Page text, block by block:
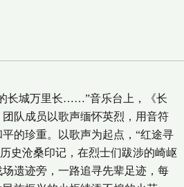
长城万里长……”音乐台上，《长
队成员以歌声缅怀英烈，用音符
的珍重。以歌声为起点，“红途寻
史沧桑印记，在烈士们跋涉的崎岖
遗迹旁，一路追寻先辈足迹，每